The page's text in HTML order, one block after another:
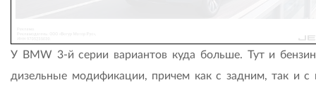
У BMW 3-й серии вариантов куда больше. Тут и
дизельные модификации, причем как с задним, так и